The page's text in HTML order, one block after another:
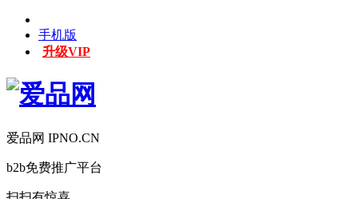
手机版
升级VIP
爱品网 IPNO.CN
b2b免费推广平台